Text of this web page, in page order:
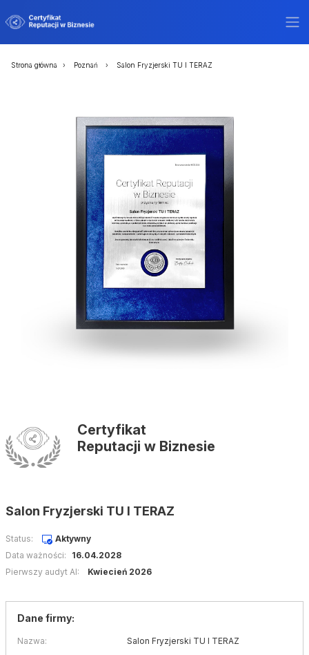
Strona główna Poznań Salon Fryzjerski TU I TERAZ
Certyfikat
Reputacji w Biznesie
Salon Fryzjerski TU I TERAZ
Status:
Aktywny
Data ważności:
16.04.2028
Pierwszy audyt AI:
Kwiecień 2026
Dane firmy:
Nazwa: Salon Fryzjerski TU I TERAZ